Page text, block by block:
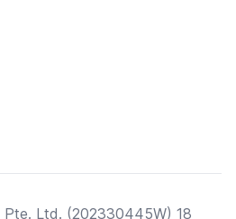
Ltd. (202330445W) 18